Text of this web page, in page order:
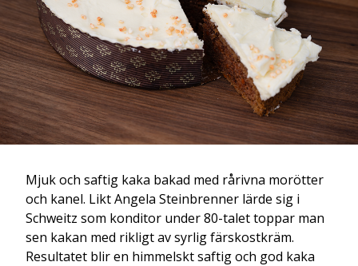
Mjuk och saftig kaka bakad med rårivna morötter
och kanel. Likt Angela Steinbrenner lärde sig i
Schweitz som konditor under 80-talet toppar man
sen kakan med rikligt av syrlig färskostkräm.
Resultatet blir en himmelskt saftig och god kaka